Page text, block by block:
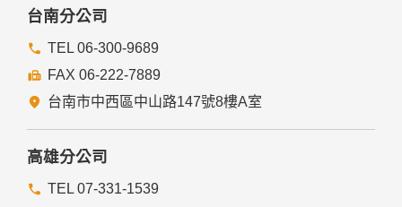
台南分公司
TEL 06-300-9689
FAX 06-222-7889
台南市中西區中山路147號8樓A室
高雄分公司
TEL 07-331-1539